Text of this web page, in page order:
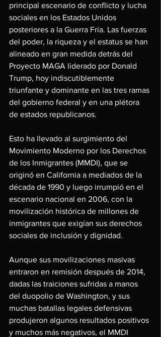
principal escenario de conflicto y lucha
sociales en los Estados Unidos
posteriores a la Guerra Fría. Las fuerzas
del poder, la riqueza y el estatus se han
alineado en gran medida detrás del
Proyecto MAGA liderado por Donald
Trump, hoy indiscutiblemente
triunfante y dominante en las tres ramas
del gobierno federal y en una plétora
de estados republicanos.
Esto ha llevado al surgimiento del
Movimiento Moderno por los Derechos
de los Inmigrantes (MMDI), que se
originó en California a mediados de la
década de 1990 y luego irrumpió en el
escenario nacional en 2006, con la
movilización histórica de millones de
inmigrantes que exigían sus derechos
sociales de inclusión y dignidad.
Aunque sus movilizaciones masivas
entraron en remisión después de 2014,
dadas las traiciones sufridas a manos
del duopolio de Washington, y sus
muchas batallas legales defensivas
produjeron algunos resultados positivos
y muchos más negativos, el MMDI